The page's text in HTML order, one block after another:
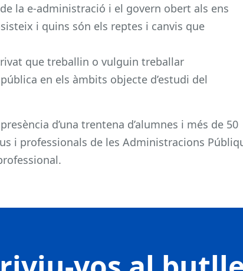
la e-administració i el govern obert als ens
i quins són els reptes i canvis que
que treballin o vulguin treballar
en els àmbits objecte d’estudi del
d’una trentena d’alumnes i més de 50
i professionals de les Administracions